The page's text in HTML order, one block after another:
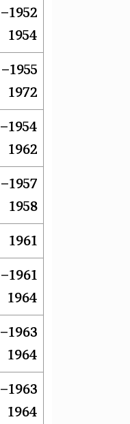
1952–
1954
1955–
1972
1954–
1962
1957–
1958
1961
1961–
1964
1963–
1964
1963–
1964